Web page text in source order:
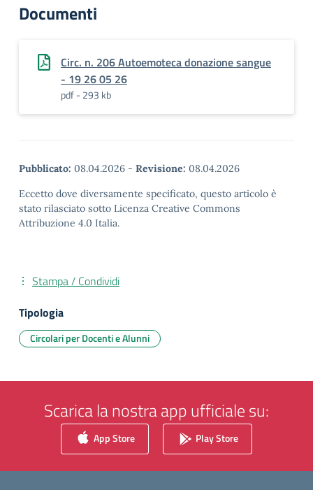
Documenti
Circ. n. 206 Autoemoteca donazione sangue
- 19 26 05 26
pdf - 293 kb
Pubblicato: 08.04.2026 - Revisione: 08.04.2026
Eccetto dove diversamente specificato, questo articolo è
stato rilasciato sotto Licenza Creative Commons
Attribuzione 4.0 Italia.
Stampa / Condividi
Tipologia
Circolari per Docenti e Alunni
Scarica la nostra app ufficiale su:
App Store Play Store